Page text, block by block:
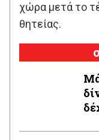
χώρα μετά το
θητείας.